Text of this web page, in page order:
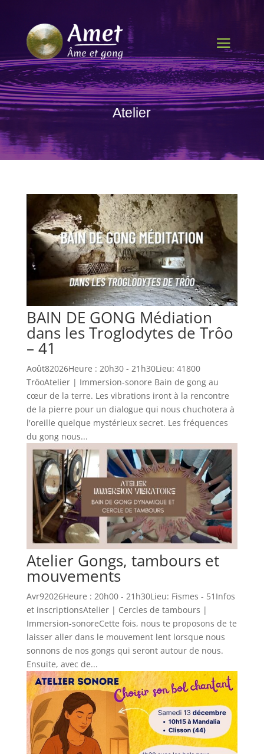
Atelier
BAIN DE GONG Médiation
dans les Troglodytes de Trôo
– 41
Août82026Heure : 20h30 - 21h30Lieu: 41800
TrôoAtelier | Immersion-sonore Bain de gong au
cœur de la terre. Les vibrations iront à la rencontre
de la pierre pour un dialogue qui nous chuchotera à
l'oreille quelque mystérieux secret. Les fréquences
du gong nous...
Atelier Gongs, tambours et
mouvements
Avr92026Heure : 20h00 - 21h30Lieu: Fismes - 51Infos
et inscriptionsAtelier | Cercles de tambours |
Immersion-sonoreCette fois, nous te proposons de te
laisser aller dans le mouvement lent lorsque nous
sonnons de nos gongs qui seront autour de nous.
Ensuite, avec de...